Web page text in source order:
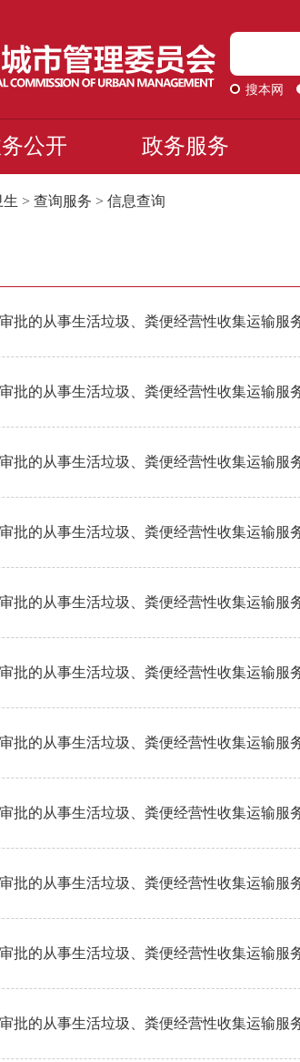
搜本网
公开 政务服务
生 > 查询服务 > 信息查询
批的从事生活垃圾、粪便经营性收集运输服
批的从事生活垃圾、粪便经营性收集运输服
批的从事生活垃圾、粪便经营性收集运输服
批的从事生活垃圾、粪便经营性收集运输服
批的从事生活垃圾、粪便经营性收集运输服
批的从事生活垃圾、粪便经营性收集运输服
批的从事生活垃圾、粪便经营性收集运输服
批的从事生活垃圾、粪便经营性收集运输服
批的从事生活垃圾、粪便经营性收集运输服
批的从事生活垃圾、粪便经营性收集运输服
批的从事生活垃圾、粪便经营性收集运输服